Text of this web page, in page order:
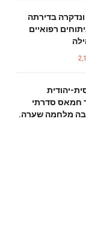
בדירתה
רפואיים
יהודית
חמאס סדרתי
מלחמה שערה.